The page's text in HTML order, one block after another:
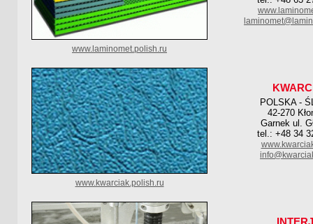
www.laminomet.polish.ru
POLSKA -
42-270
Garnek ul.
tel.: +48 34
www.kwarciak.polish.ru